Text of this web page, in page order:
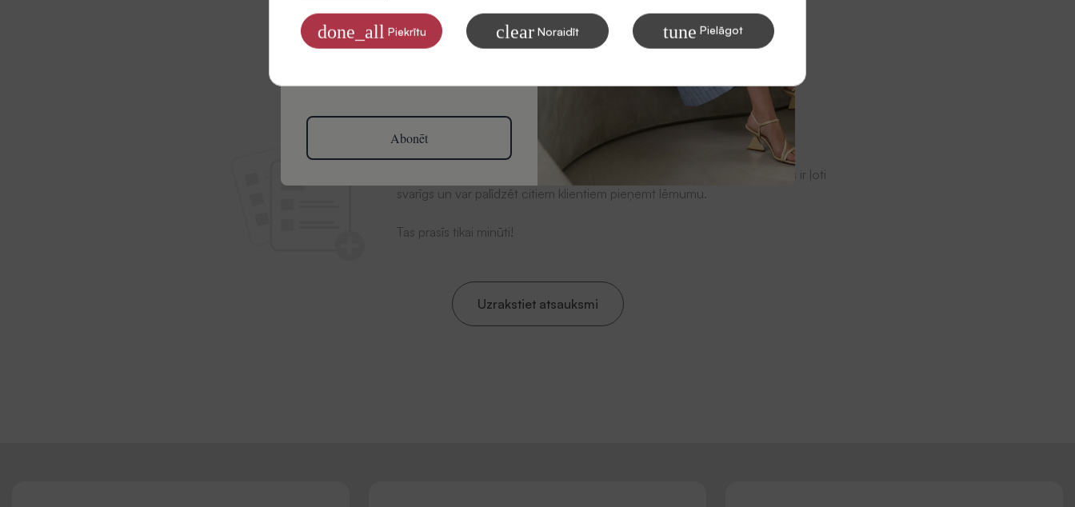
Esiet pirmais, kas sniedz atsauksmi par šo produktu. Jūsu viedoklis mums ir ļoti
svarīgs un var palīdzēt citiem klientiem pieņemt lēmumu.
Tas prasīs tikai minūti!
Uzrakstiet atsauksmi
Informāciju par to, kā apstrādājam Jūsu
Abonēt
done_all Piekrītu clear Noraidīt tune Pielāgot